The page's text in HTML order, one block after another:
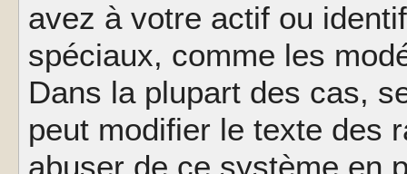
avez à votre actif ou
spéciaux, comme les
Dans la plupart des cas,
peut modifier le texte des
abuser de ce système en